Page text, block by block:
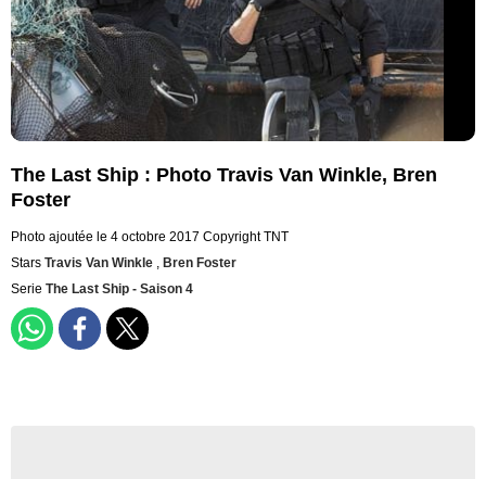
The Last Ship : Photo Travis Van Winkle, Bren
Foster
Photo ajoutée le 4 octobre 2017 Copyright TNT
Stars Travis Van Winkle , Bren Foster
Serie The Last Ship - Saison 4